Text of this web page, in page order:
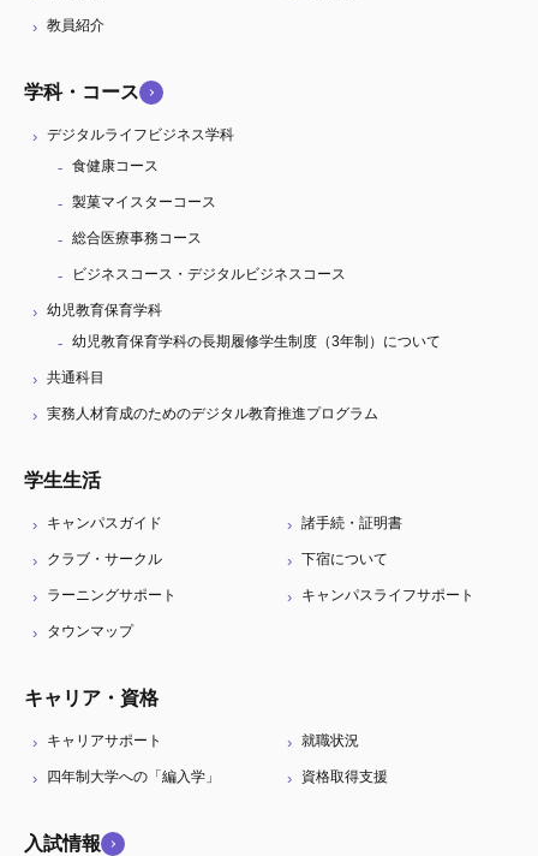
教員紹介
学科・コース
デジタルライフビジネス学科
食健康コース
製菓マイスターコース
総合医療事務コース
ビジネスコース・デジタルビジネスコース
幼児教育保育学科
幼児教育保育学科の長期履修学生制度（3年制）について
共通科目
実務人材育成のためのデジタル教育推進プログラム
学生生活
キャンパスガイド 諸手続・証明書
クラブ・サークル 下宿について
ラーニングサポート キャンパスライフサポート
タウンマップ
キャリア・資格
キャリアサポート 就職状況
四年制大学への「編入学」 資格取得支援
入試情報